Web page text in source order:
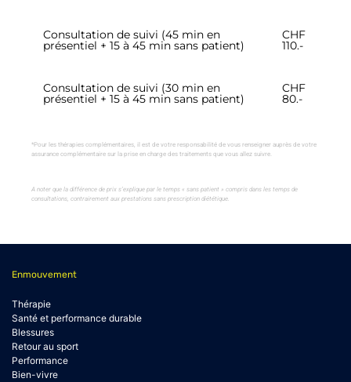
Consultation de suivi (45 min en
présentiel + 15 à 45 min sans patient)
CHF
110.-
Consultation de suivi (30 min en
présentiel + 15 à 45 min sans patient)
CHF
80.-
*Pour les thérapies complémentaires, il est de votre responsabilité de vous renseigner auprès de votre
assurance complémentaire sur la prise en charge des traitements que vous allez suivre.
A noter que la différence de prix s’explique par le temps « sans patient » compris dans les temps de
consultations, contrairement aux prestations sans prescription diététique.
Enmouvement
Thérapie
Santé et performance durable
Blessures
Retour au sport
Performance
Bien-vivre